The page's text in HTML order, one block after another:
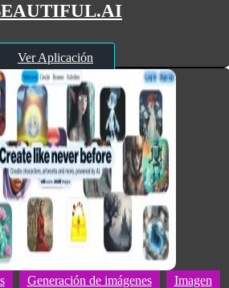
Ver Aplicación
Generación de imágenes Imagen